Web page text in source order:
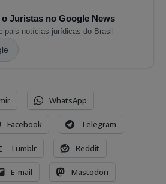
Juristas no Google News
notícias jurídicas do Brasil
WhatsApp
Facebook Telegram
Tumblr Reddit
E-mail Mastodon